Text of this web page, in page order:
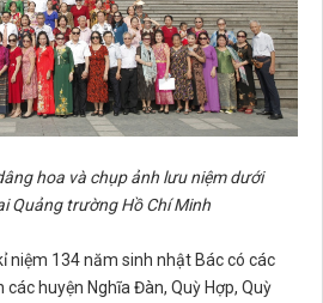
hoa và chụp ảnh lưu niệm dưới
Quảng trường Hồ Chí Minh
niệm 134 năm sinh nhật Bác có các
huyện Nghĩa Đàn, Quỳ Hợp, Quỳ